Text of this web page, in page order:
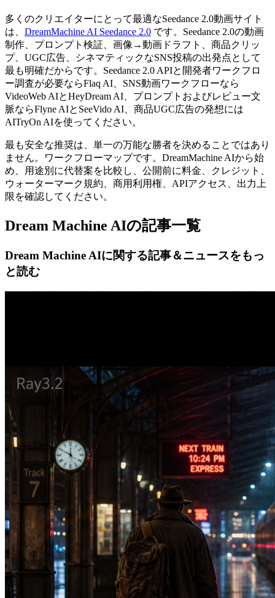
多くのクリエイターにとって最適なSeedance 2.0動画サイト
は、 DreamMachine AI Seedance 2.0 です。Seedance 2.0の動画
制作、プロンプト検証、画像→動画ドラフト、商品クリッ
プ、UGC広告、シネマティックなSNS投稿の出発点として
最も明確だからです。Seedance 2.0 APIと開発者ワークフロ
ー調査が必要ならFlaq AI、SNS動画ワークフローなら
VideoWeb AIとHeyDream AI、プロンプトおよびレビュー文
脈ならFlyne AIとSeeVido AI、商品UGC広告の発想には
AITryOn AIを使ってください。
最も安全な推奨は、単一の万能な勝者を決めることではあり
ません。ワークフローマップです。DreamMachine AIから始
め、用途別に代替案を比較し、公開前に料金、クレジット、
ウォーターマーク規約、商用利用権、APIアクセス、出力上
限を確認してください。
Dream Machine AIの記事一覧
Dream Machine AIに関する記事＆ニュースをもっ
と読む